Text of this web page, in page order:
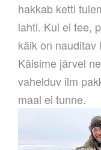
hakkab ketti
lahti. Kui ei tee,
käik on nauditav
Käisime järvel
vahelduv ilm
maal ei tunne.